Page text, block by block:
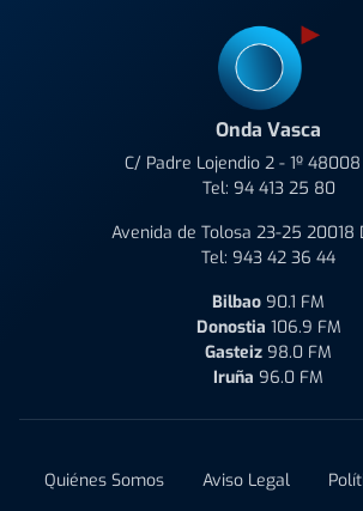
Onda Vasca
C/ Padre Lojendio 2 - 1º
Tel: 94 413 25 80
Avenida de Tolosa 23-25 20018
Tel: 943 42 36 44
Bilbao 90.1 FM
Donostia 106.9 FM
Gasteiz 98.0 FM
Iruña 96.0 FM
Quiénes Somos Aviso Legal